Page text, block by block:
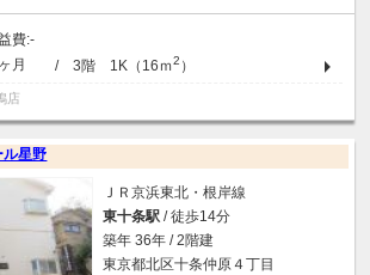
-
月 / 3階 1K（16ｍ2 ）
店
ル星野
ＪＲ京浜東北・根岸線
東十条駅 / 徒歩14分
築年 36年 / 2階建
東京都北区十条仲原４丁目